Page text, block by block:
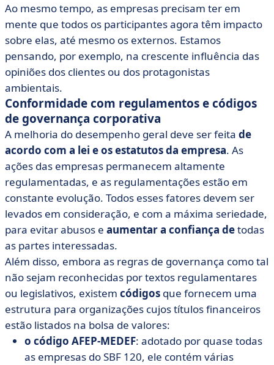
Ao mesmo tempo, as empresas precisam ter em
mente que todos os participantes agora têm impacto
sobre elas, até mesmo os externos. Estamos
pensando, por exemplo, na crescente influência das
opiniões dos clientes ou dos protagonistas
ambientais.
Conformidade com regulamentos e códigos
de governança corporativa
A melhoria do desempenho geral deve ser feita de
acordo com a lei e os estatutos da empresa. As
ações das empresas permanecem altamente
regulamentadas, e as regulamentações estão em
constante evolução. Todos esses fatores devem ser
levados em consideração, e com a máxima seriedade,
para evitar abusos e aumentar a confiança detodas
as partes interessadas.
Além disso, embora as regras de governança como tal
não sejam reconhecidas por textos regulamentares
ou legislativos, existem códigos que fornecem uma
estrutura para organizações cujos títulos financeiros
estão listados na bolsa de valores:
o código AFEP-MEDEF: adotado por quase todas
as empresas do SBF 120, ele contém várias